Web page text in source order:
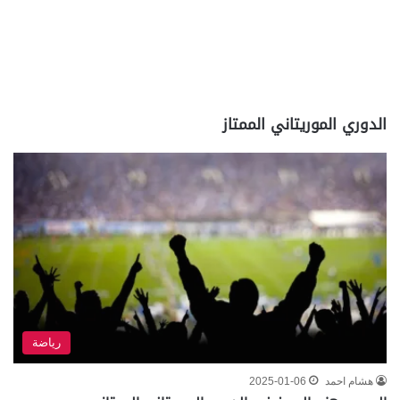
الدوري الموريتاني الممتاز
رياضة
هشام احمد 2025-01-06